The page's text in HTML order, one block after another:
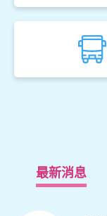
楓櫃斗
中角灣
最新消息